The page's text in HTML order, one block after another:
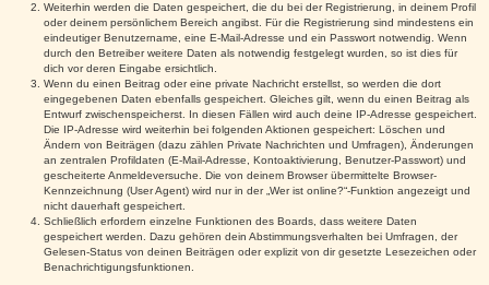
Weiterhin werden die Daten gespeichert, die du bei der Registrierung, in deinem Profil
oder deinem persönlichem Bereich angibst. Für die Registrierung sind mindestens ein
eindeutiger Benutzername, eine E-Mail-Adresse und ein Passwort notwendig. Wenn
durch den Betreiber weitere Daten als notwendig festgelegt wurden, so ist dies für
dich vor deren Eingabe ersichtlich.
Wenn du einen Beitrag oder eine private Nachricht erstellst, so werden die dort
eingegebenen Daten ebenfalls gespeichert. Gleiches gilt, wenn du einen Beitrag als
Entwurf zwischenspeicherst. In diesen Fällen wird auch deine IP-Adresse gespeichert.
Die IP-Adresse wird weiterhin bei folgenden Aktionen gespeichert: Löschen und
Ändern von Beiträgen (dazu zählen Private Nachrichten und Umfragen), Änderungen
an zentralen Profildaten (E-Mail-Adresse, Kontoaktivierung, Benutzer-Passwort) und
gescheiterte Anmeldeversuche. Die von deinem Browser übermittelte Browser-
Kennzeichnung (User Agent) wird nur in der „Wer ist online?“-Funktion angezeigt und
nicht dauerhaft gespeichert.
Schließlich erfordern einzelne Funktionen des Boards, dass weitere Daten
gespeichert werden. Dazu gehören dein Abstimmungsverhalten bei Umfragen, der
Gelesen-Status von deinen Beiträgen oder explizit von dir gesetzte Lesezeichen oder
Benachrichtigungsfunktionen.